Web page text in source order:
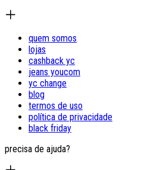
quem somos
lojas
cashback yc
jeans youcom
yc change
blog
termos de uso
política de privacidade
black friday
precisa de ajuda?